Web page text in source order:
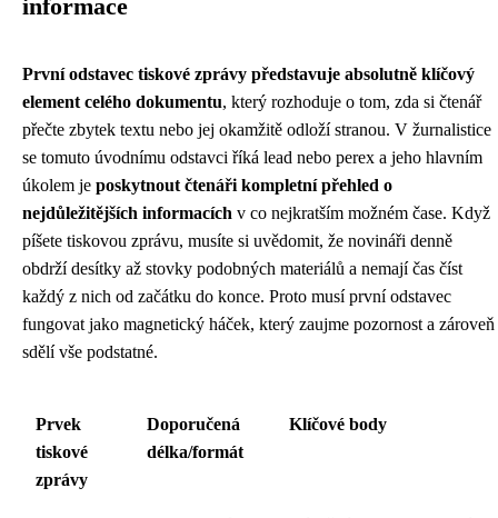
informace
První odstavec tiskové zprávy představuje absolutně klíčový
element celého dokumentu, který rozhoduje o tom, zda si čtenář
přečte zbytek textu nebo jej okamžitě odloží stranou. V žurnalistice
se tomuto úvodnímu odstavci říká lead nebo perex a jeho hlavním
úkolem je poskytnout čtenáři kompletní přehled o
nejdůležitějších informacích v co nejkratším možném čase. Když
píšete tiskovou zprávu, musíte si uvědomit, že novináři denně
obdrží desítky až stovky podobných materiálů a nemají čas číst
každý z nich od začátku do konce. Proto musí první odstavec
fungovat jako magnetický háček, který zaujme pozornost a zároveň
sdělí vše podstatné.
Prvek
tiskové
zprávy
Doporučená
délka/formát
Klíčové body